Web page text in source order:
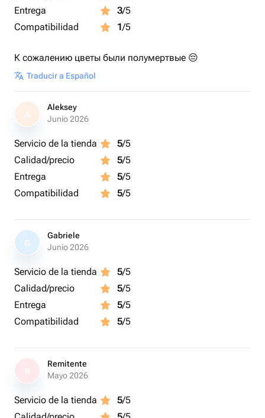
Entrega
3/5
Compatibilidad
1/5
К сожалению цветы были полумертвые 😔
Traducir a Español
A
Aleksey
Junio 2026
Servicio de la tienda 5/5
Calidad/precio
5/5
Entrega
5/5
Compatibilidad
5/5
G
Gabriele
Junio 2026
Servicio de la tienda 5/5
Calidad/precio
5/5
Entrega
5/5
Compatibilidad
5/5
Remitente
Mayo 2026
Servicio de la tienda 5/5